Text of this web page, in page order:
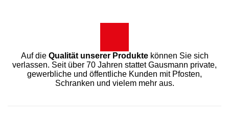
Auf die Qualität unserer Produktekönnen Sie sich
verlassen. Seit über 70 Jahren stattet Gausmann private,
gewerbliche und öffentliche Kunden mit Pfosten,
Schranken und vielem mehr aus.